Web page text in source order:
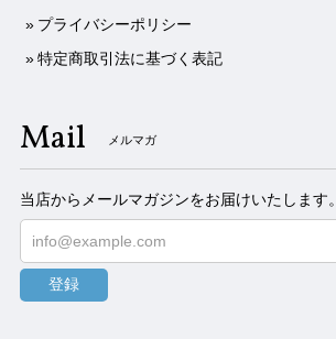
プライバシーポリシー
特定商取引法に基づく表記
Mail メルマガ
当店からメールマガジンをお届けいたします。
登録